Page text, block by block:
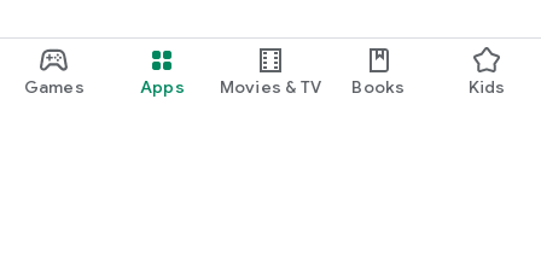
Games Apps Movies & TV Books Kids